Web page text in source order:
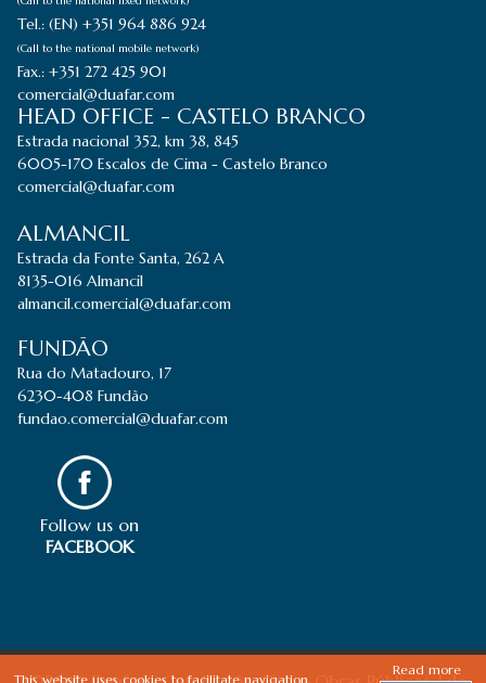
This website uses cookies to facilitate navigation,
Read more
Tel.: (EN) +351 964 886 924
(Call to the national mobile network)
Fax.: +351 272 425 901
comercial@duafar.com
HEAD OFFICE - CASTELO BRANCO
Estrada nacional 352, km 38, 845
6005-170 Escalos de Cima - Castelo Branco
comercial@duafar.com
ALMANCIL
Estrada da Fonte Santa, 262 A
8135-016 Almancil
almancil.comercial@duafar.com
FUNDÃO
Rua do Matadouro, 17
6230-408 Fundão
fundao.comercial@duafar.com
Follow us on
FACEBOOK